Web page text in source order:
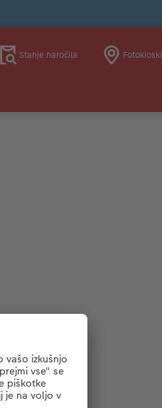
Stanje naročila Fotokioski